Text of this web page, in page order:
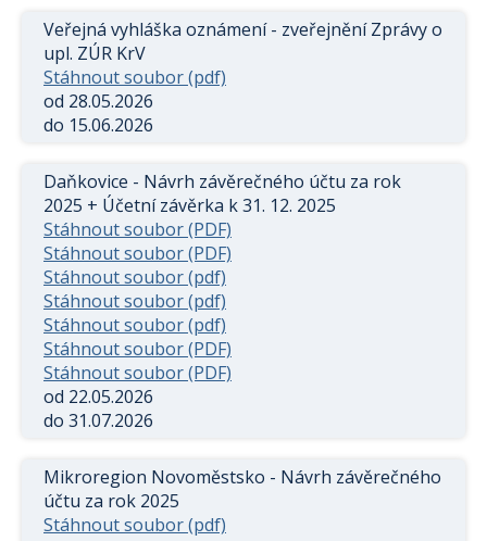
Veřejná vyhláška oznámení - zveřejnění Zprávy o
upl. ZÚR KrV
Stáhnout soubor (pdf)
od 28.05.2026
do 15.06.2026
Daňkovice - Návrh závěrečného účtu za rok
2025 + Účetní závěrka k 31. 12. 2025
Stáhnout soubor (PDF)
Stáhnout soubor (PDF)
Stáhnout soubor (pdf)
Stáhnout soubor (pdf)
Stáhnout soubor (pdf)
Stáhnout soubor (PDF)
Stáhnout soubor (PDF)
od 22.05.2026
do 31.07.2026
Mikroregion Novoměstsko - Návrh závěrečného
účtu za rok 2025
Stáhnout soubor (pdf)